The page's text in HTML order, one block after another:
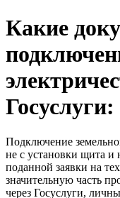
Какие
Подключение
не с установки щита и
поданной заявки на
значительную часть
через Госуслуги,